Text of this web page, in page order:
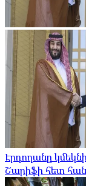
Էրդողանը
Շարիֆի հետ